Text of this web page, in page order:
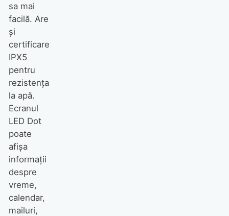
sa mai
facilă. Are
şi
certificare
IPX5
pentru
rezistenţa
la apă.
Ecranul
LED Dot
poate
afişa
informaţii
despre
vreme,
calendar,
mailuri,